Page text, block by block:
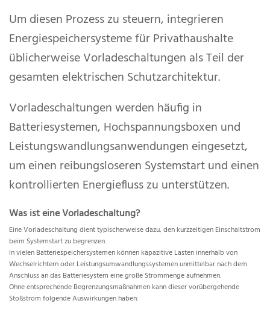
Um diesen Prozess zu steuern, integrieren
Energiespeichersysteme für Privathaushalte
üblicherweise Vorladeschaltungen als Teil der
gesamten elektrischen Schutzarchitektur.
Vorladeschaltungen werden häufig in
Batteriesystemen, Hochspannungsboxen und
Leistungswandlungsanwendungen eingesetzt,
um einen reibungsloseren Systemstart und einen
kontrollierten Energiefluss zu unterstützen.
Was ist eine Vorladeschaltung?
Eine Vorladeschaltung dient typischerweise dazu, den kurzzeitigen Einschaltstrom
beim Systemstart zu begrenzen.
In vielen Batteriespeichersystemen können kapazitive Lasten innerhalb von
Wechselrichtern oder Leistungsumwandlungssystemen unmittelbar nach dem
Anschluss an das Batteriesystem eine große Strommenge aufnehmen.
Ohne entsprechende Begrenzungsmaßnahmen kann dieser vorübergehende
Stoßstrom folgende Auswirkungen haben: